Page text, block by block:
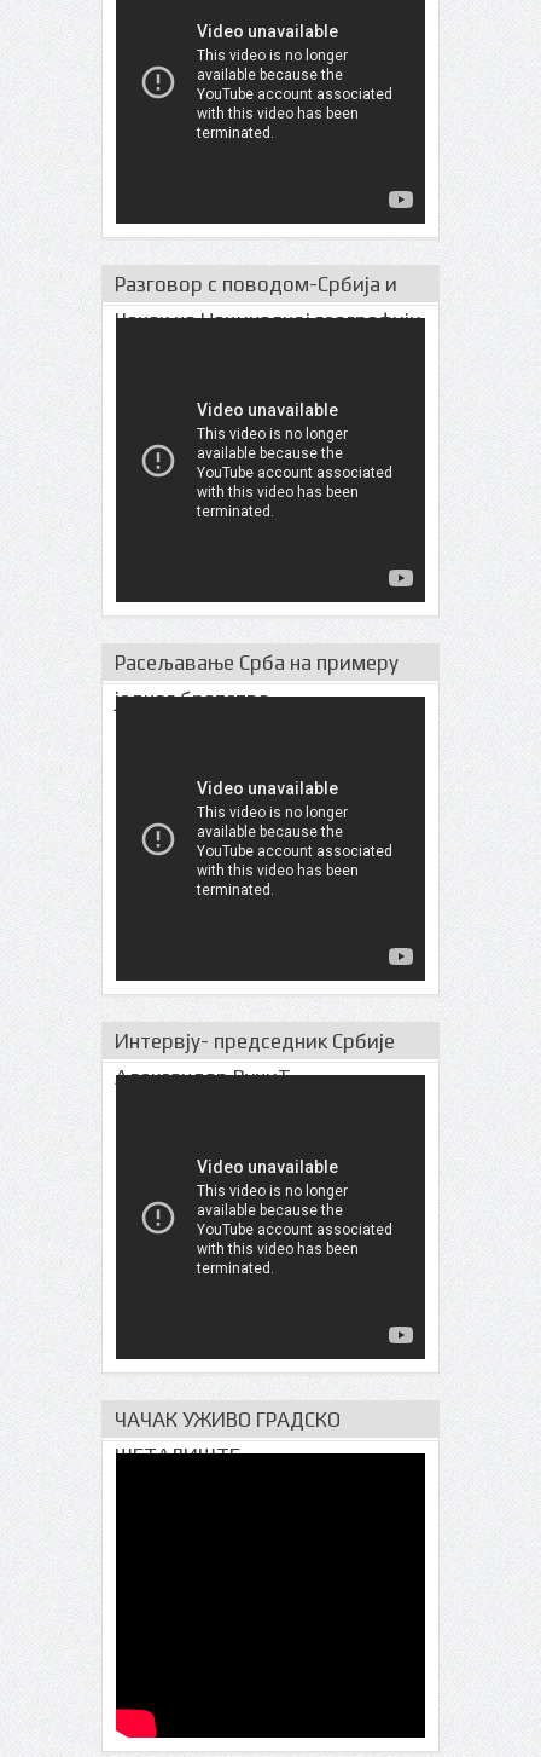
Разговор с поводом-Србија и
Чачак на Нациналној географији
Расељавање Срба на примеру
једног братства
Интервју- председник Србије
Александар ВучиЋ
ЧАЧАК УЖИВО ГРАДСКО
ШЕТАЛИШТЕ